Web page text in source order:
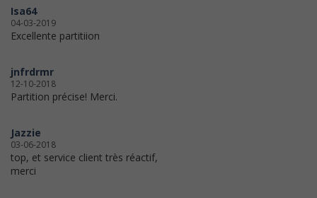
Isa64
04-03-2019
Excellente partitiion
jnfrdrmr
12-10-2018
Partition précise! Merci.
Jazzie
03-06-2018
top, et service client très réactif,
merci